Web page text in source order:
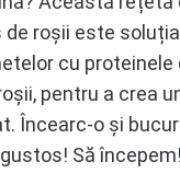
roșii este
cu proteinele
pentru a crea
Încearc-o și
Să începem!